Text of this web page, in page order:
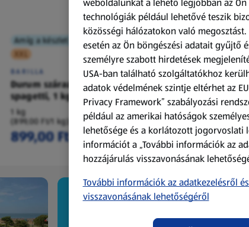
Amíg a készlet tart
XXL
BARILLA
Durum száraztészta,
spagetti, 1 kg
1 kg
(899,00 Ft/1 kg)
899,00 Ft
Amíg a készlet tart
XXL
ACTIMEL
Actimel joghurtital, 8
palack
0,8 kg
(1 186,25 Ft/1 kg)
949,00 Ft
technológiák például lehetővé teszik
közösségi hálózatokon való
esetén az Ön böngészési adatait gyűjtő
személyre szabott hirdetések
USA-ban található szolgáltatókhoz
adatok védelmének szintje eltérhet az
Privacy Framework” szabályozási
például az amerikai hatóságok
lehetősége és a korlátozott jogorvoslati
információt a „További információk az
hozzájárulás visszavonásának
További információk az adatkezelésről
visszavonásának lehetőségéről